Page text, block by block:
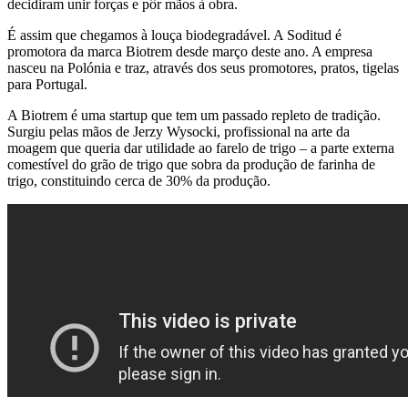
decidiram unir forças e pôr mãos à obra.
É assim que chegamos à louça biodegradável. A Soditud é
promotora da marca Biotrem desde março deste ano. A empresa
nasceu na Polónia e traz, através dos seus promotores, pratos, tigelas
para Portugal.
A Biotrem é uma startup que tem um passado repleto de tradição.
Surgiu pelas mãos de Jerzy Wysocki, profissional na arte da
moagem que queria dar utilidade ao farelo de trigo – a parte externa
comestível do grão de trigo que sobra da produção de farinha de
trigo, constituindo cerca de 30% da produção.